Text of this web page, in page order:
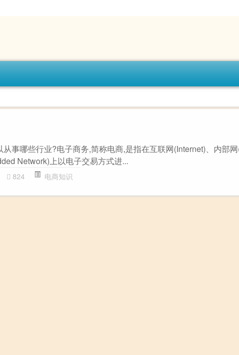
事哪些行业?电子商务,简称电商,是指在互联网(Internet)、内部
Network)上以电子交易方式进...
824 电商知识